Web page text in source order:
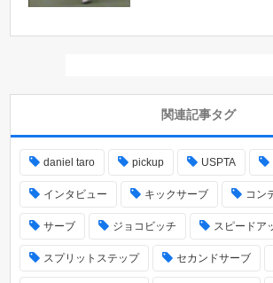
関連記事タグ
daniel taro pickup USPTA
インタビュー キックサーブ コン
サーブ ジョコビッチ スピードア
スプリットステップ セカンドサーブ